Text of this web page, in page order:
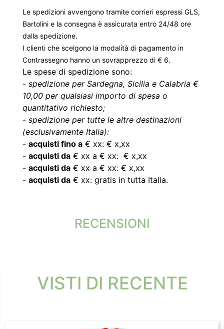
Le spedizioni avvengono tramite corrieri espressi GLS,
Bartolini e la consegna è assicurata entro 24/48 ore
dalla spedizione.
I clienti che scelgono la modalità di pagamento in
Contrassegno hanno un sovrapprezzo di € 6.
Le spese di spedizione sono:
- spedizione per Sardegna, Sicilia e Calabria €
10,00 per qualsiasi importo di spesa o
quantitativo richiesto;
- spedizione per tutte le altre destinazioni
(esclusivamente Italia):
- acquisti fino a € xx: € x,xx
- acquisti da € xx a € xx: € x,xx
- acquisti da € xx a € xx: € x,xx
- acquisti da € xx: gratis in tutta Italia.
RECENSIONI
VISTI DI RECENTE